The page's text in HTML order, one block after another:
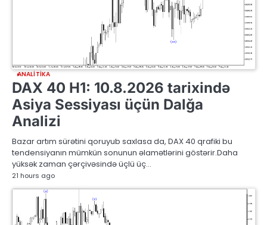
ANALITIKA
DAX 40 H1: 10.8.2026 tarixində
Asiya Sessiyası üçün Dalğa
Analizi
Bazar artım sürətini qoruyub saxlasa da, DAX 40 qrafiki bu
tendensiyanın mümkün sonunun əlamətlərini göstərir.Daha
yüksək zaman çərçivəsində üçlü üç…
21 hours ago